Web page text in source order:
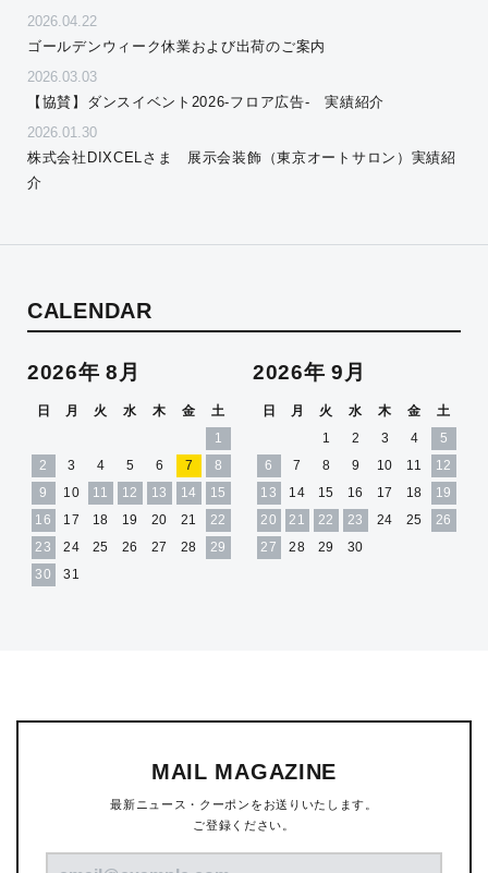
2026.04.22
ゴールデンウィーク休業および出荷のご案内
2026.03.03
【協賛】ダンスイベント2026-フロア広告- 実績紹介
2026.01.30
株式会社DIXCELさま 展示会装飾（東京オートサロン）実績紹
介
CALENDAR
2026年 8月
日 月 火 水 木 金
土
1
2
3 4 5 6 7
8
9
10 11 12 13 14
15
16
17 18 19 20 21
22
23
24 25 26 27 28
29
30
31
2026年 9月
日 月 火 水 木 金
土
1
2 3 4
5
6
7 8 9 10 11
12
13
14 15 16 17 18
19
20
21 22 23 24 25
26
27
28 29 30
MAIL MAGAZINE
最新ニュース・クーポンをお送りいたします。
ご登録ください。